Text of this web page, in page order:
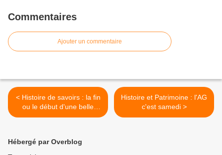
Commentaires
Ajouter un commentaire
< Histoire de savoirs : la fin
ou le début d'une belle
aventure ?
Histoire et Patrimoine : l'AG
c'est samedi >
Hébergé par Overblog